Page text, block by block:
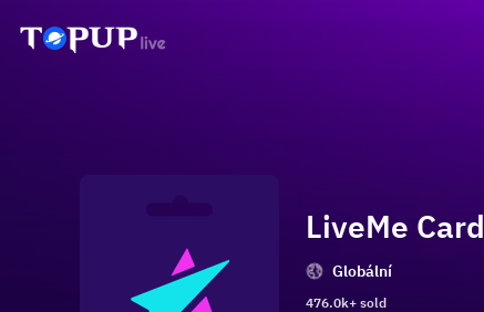
LiveMe Card
Globální
476.0k+ sold